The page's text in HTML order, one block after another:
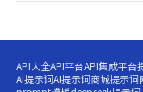
API大全API平台API集成平台
AI提示词AI提示词商城提示词